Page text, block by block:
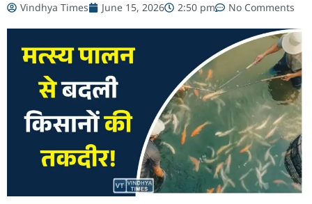
Vindhya Times June 15, 2026 2:50 pm No Comments